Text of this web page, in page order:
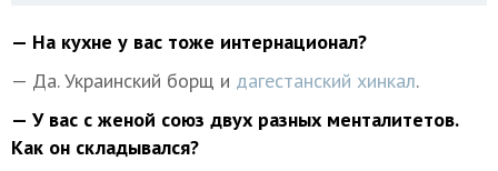
— На кухне у вас тоже интернационал?
— Да. Украинский борщ и дагестанский хинкал.
— У вас с женой союз двух разных менталитетов.
Как он складывался?